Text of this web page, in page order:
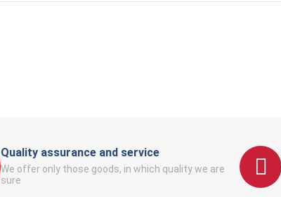
Quality assurance and service
We offer only those goods, in which quality we are
sure